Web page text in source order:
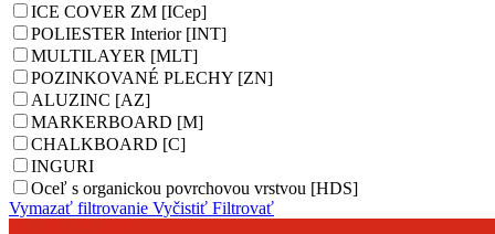
ICE COVER ZM [ICep]
POLIESTER Interior [INT]
MULTILAYER [MLT]
POZINKOVANÉ PLECHY [ZN]
ALUZINC [AZ]
MARKERBOARD [M]
CHALKBOARD [C]
INGURI
Oceľ s organickou povrchovou vrstvou [HDS]
Vymazať filtrovanie Vyčistiť Filtrovať